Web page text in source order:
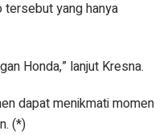
tersebut yang hanya
Honda,” lanjut Kresna.
dapat menikmati momen
(*)